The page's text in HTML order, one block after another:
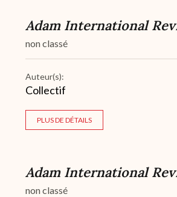
Adam International
non classé
Auteur(s):
Collectif
PLUS DE DÉTAILS
Adam International
non classé